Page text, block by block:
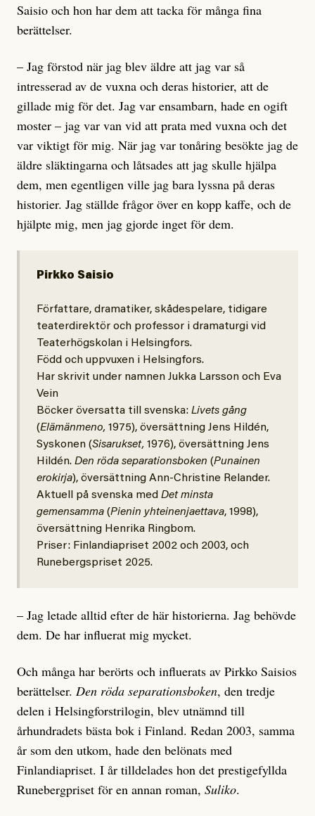
Saisio och hon har dem att tacka för många fina
berättelser.
– Jag förstod när jag blev äldre att jag var så
intresserad av de vuxna och deras historier, att de
gillade mig för det. Jag var ensambarn, hade en ogift
moster – jag var van vid att prata med vuxna och det
var viktigt för mig. När jag var tonåring besökte jag de
äldre släktingarna och låtsades att jag skulle hjälpa
dem, men egentligen ville jag bara lyssna på deras
historier. Jag ställde frågor över en kopp kaffe, och de
hjälpte mig, men jag gjorde inget för dem.
Pirkko Saisio
Författare, dramatiker, skådespelare, tidigare
teaterdirektör och professor i dramaturgi vid
Teaterhögskolan i Helsingfors.
Född och uppvuxen i Helsingfors.
Har skrivit under namnen Jukka Larsson och Eva
Vein
Böcker översatta till svenska: Livets gång
(Elämänmeno, 1975), översättning Jens Hildén,
Syskonen (Sisarukset, 1976), översättning Jens
Hildén. Den röda separationsboken (Punainen
erokirja), översättning Ann-Christine Relander.
Aktuell på svenska med Det minsta
gemensamma (Pienin yhteinenjaettava, 1998),
översättning Henrika Ringbom.
Priser: Finlandiapriset 2002 och 2003, och
Runebergspriset 2025.
– Jag letade alltid efter de här historierna. Jag behövde
dem. De har influerat mig mycket.
Och många har berörts och influerats av Pirkko Saisios
berättelser. Den röda separationsboken, den tredje
delen i Helsingforstrilogin, blev utnämnd till
århundradets bästa bok i Finland. Redan 2003, samma
år som den utkom, hade den belönats med
Finlandiapriset. I år tilldelades hon det prestigefyllda
Runebergpriset för en annan roman, Suliko.